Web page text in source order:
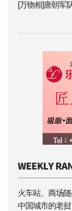
[万物相]唐朝军
火车站、商场
中国城市的老挝